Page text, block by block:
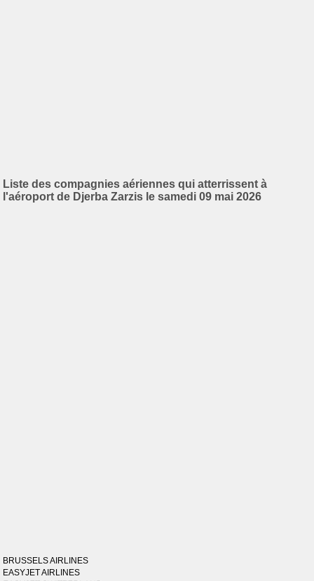
Liste des compagnies aériennes qui atterrissent à
l'aéroport de Djerba Zarzis le samedi 09 mai 2026
BRUSSELS AIRLINES
EASYJET AIRLINES